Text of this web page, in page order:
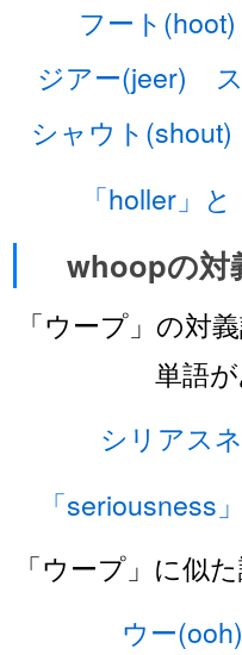
フート(hoot)
ジアー(jeer)
シャウト(shout)
「holler」
whoopの対
「ウープ」の対
単語
シリアス
「seriousness
「ウープ」に似
ウー(ooh)